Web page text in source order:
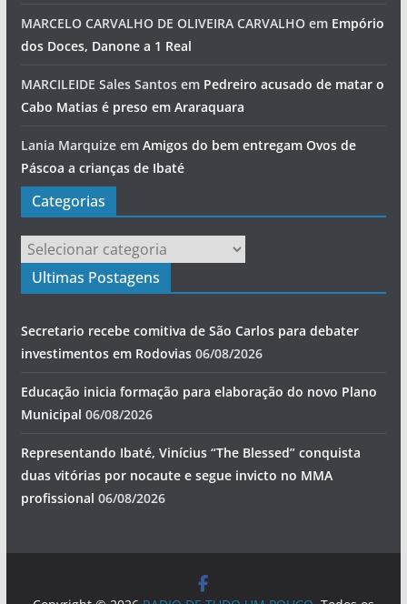
MARCELO CARVALHO DE OLIVEIRA CARVALHOem Empório
dos Doces, Danone a 1 Real
MARCILEIDE Sales Santosem Pedreiro acusado de matar o
Cabo Matias é preso em Araraquara
Lania Marquizeem Amigos do bem entregam Ovos de
Páscoa a crianças de Ibaté
Categorias
Categorias
Ultimas Postagens
Secretario recebe comitiva de São Carlos para debater
investimentos em Rodovias 06/08/2026
Educação inicia formação para elaboração do novo Plano
Municipal 06/08/2026
Representando Ibaté, Vinícius “The Blessed” conquista
duas vitórias por nocaute e segue invicto no MMA
profissional 06/08/2026